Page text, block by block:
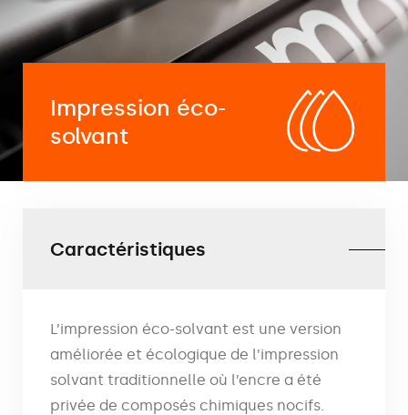
Impression éco-
solvant
Caractéristiques
L’impression éco-solvant est une version
améliorée et écologique de l’impression
solvant traditionnelle où l’encre a été
privée de composés chimiques nocifs.